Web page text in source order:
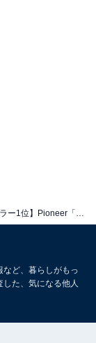
ど、暮らしがもっ
た、気になる他人